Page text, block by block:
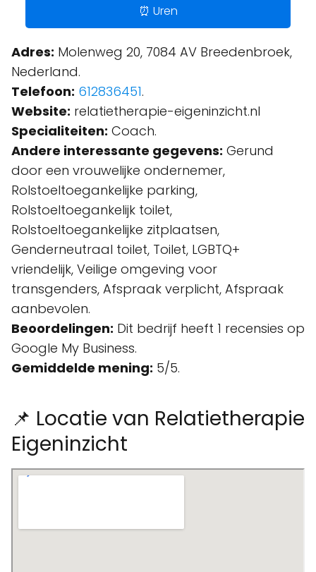
⏰ Uren
Adres: Molenweg 20, 7084 AV Breedenbroek,
Nederland.
Telefoon: 612836451.
Website: relatietherapie-eigeninzicht.nl
Specialiteiten: Coach.
Andere interessante gegevens: Gerund
door een vrouwelijke ondernemer,
Rolstoeltoegankelijke parking,
Rolstoeltoegankelijk toilet,
Rolstoeltoegankelijke zitplaatsen,
Genderneutraal toilet, Toilet, LGBTQ+
vriendelijk, Veilige omgeving voor
transgenders, Afspraak verplicht, Afspraak
aanbevolen.
Beoordelingen: Dit bedrijf heeft 1 recensies op
Google My Business.
Gemiddelde mening: 5/5.
📌 Locatie van Relatietherapie
Eigeninzicht